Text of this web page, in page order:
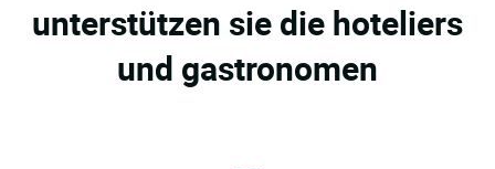
unterstützen sie die hoteliers
und gastronomen